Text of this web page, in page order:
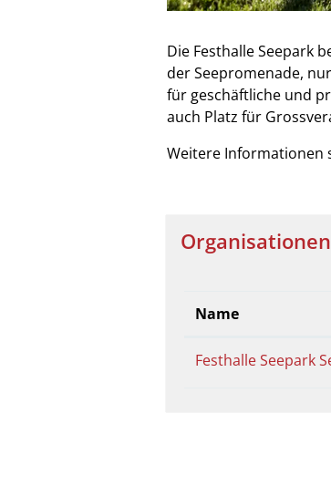
Die Fest­hal­le See­park
der See­pro­me­na­de,
für ge­schäft­li­che und
auch Platz für
Weitere Informationen
Organisationen
Name
Festhalle Seepark